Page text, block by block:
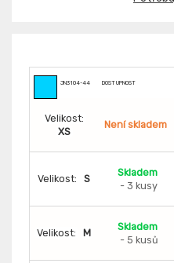
JN3104-44 DOSTUPNOST
Velikost:
XS
Není skladem
Velikost: S
Skladem
- 3 kusy
Velikost: M
Skladem
- 5 kusů